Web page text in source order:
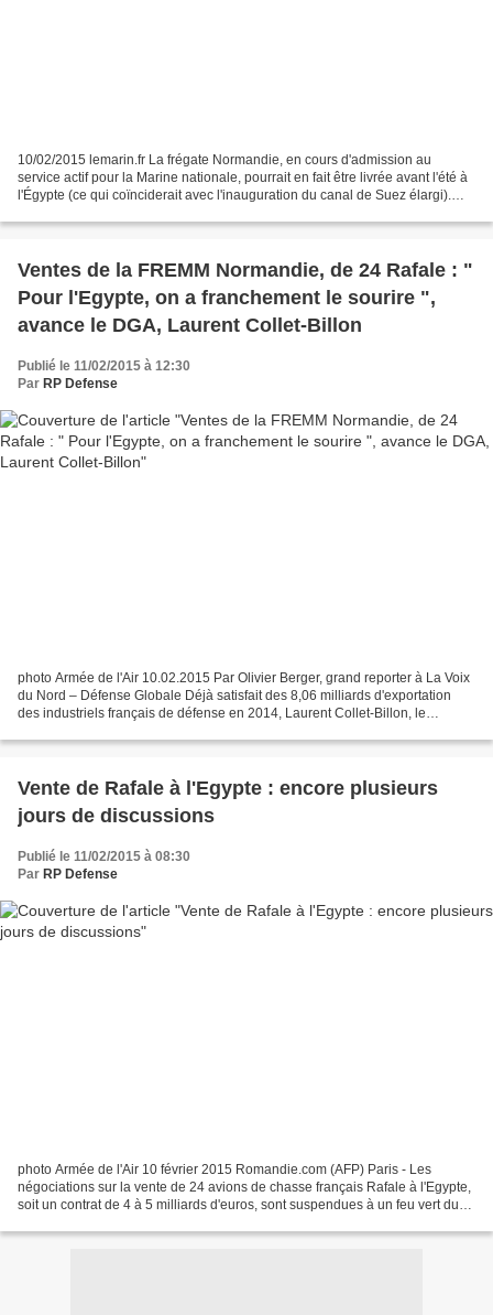
10/02/2015 lemarin.fr La frégate Normandie, en cours d'admission au
service actif pour la Marine nationale, pourrait en fait être livrée avant l'été à
l'Égypte (ce qui coïnciderait avec l'inauguration du canal de Suez élargi).
Ventes de la FREMM Normandie, de 24 Rafale : "
Pour l'Egypte, on a franchement le sourire ",
avance le DGA, Laurent Collet-Billon
Publié le 11/02/2015 à 12:30
Par RP Defense
photo Armée de l'Air 10.02.2015 Par Olivier Berger, grand reporter à La Voix
du Nord – Défense Globale Déjà satisfait des 8,06 milliards d'exportation
des industriels français de défense en 2014, Laurent Collet-Billon, le
Vente de Rafale à l'Egypte : encore plusieurs
jours de discussions
Publié le 11/02/2015 à 08:30
Par RP Defense
photo Armée de l'Air 10 février 2015 Romandie.com (AFP) Paris - Les
négociations sur la vente de 24 avions de chasse français Rafale à l'Egypte,
soit un contrat de 4 à 5 milliards d'euros, sont suspendues à un feu vert du